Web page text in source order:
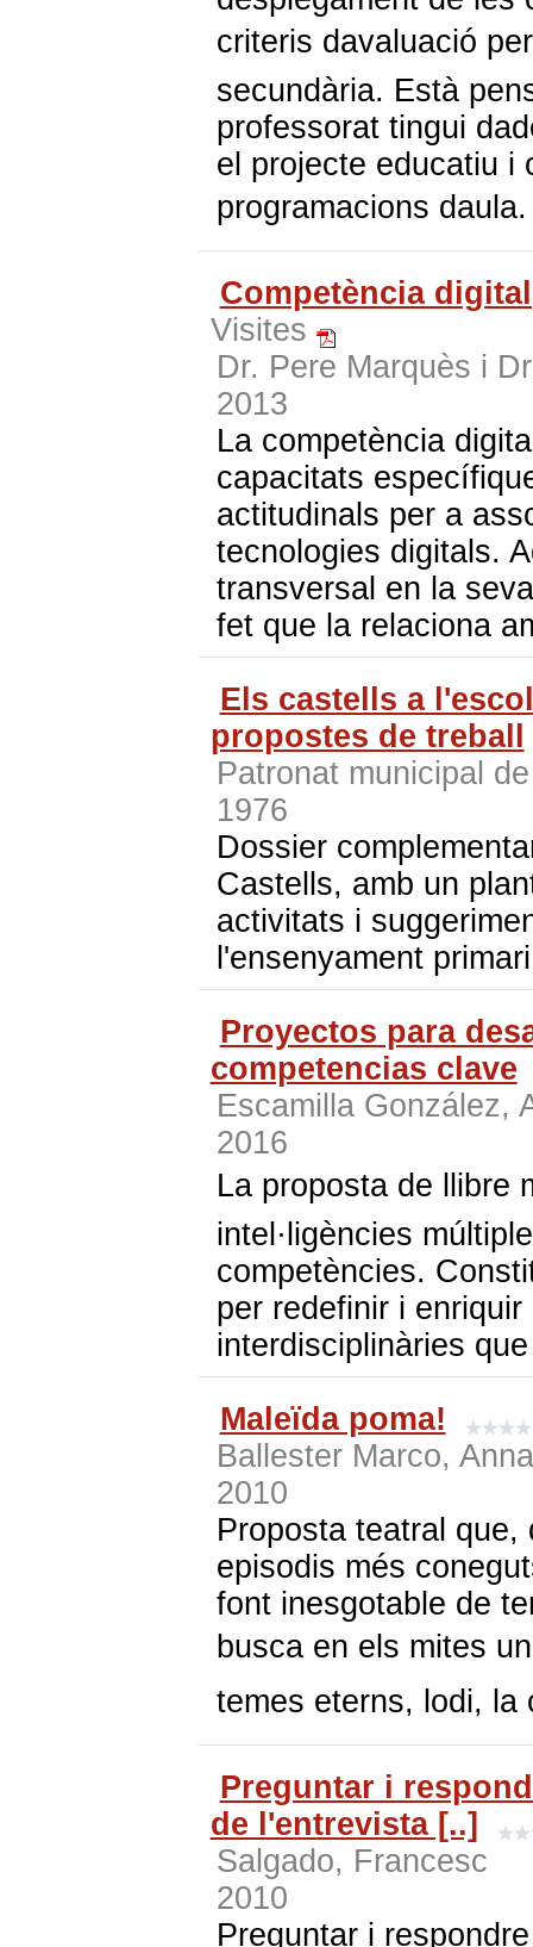
criteris davaluació
secundària. Està
professorat tingui
el projecte educatiu i
programacions daula.
Competència
Visites
Dr. Pere Marquès i
2013
La competència
capacitats
actitudinals per a
tecnologies digitals.
transversal en la
fet que la relaciona
Els castells a
propostes de treball
Patronat municipal
1976
Dossier
Castells, amb un
activitats i
l'ensenyament
Proyectos para
competencias clave
Escamilla González,
2016
La proposta de llibre
intel·ligències
competències.
per redefinir i
interdisciplinàries
Maleïda poma!
Ballester Marco,
2010
Proposta teatral
episodis més
font inesgotable de
busca en els mites
temes eterns, lodi,
Preguntar i
de l'entrevista [..]
Salgado, Francesc
2010
Preguntar i